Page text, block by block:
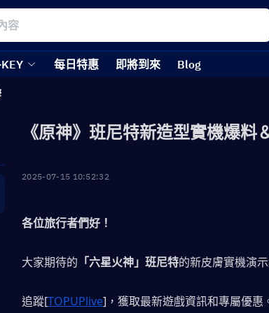
每日特惠 即將到來 Blog
《原神》班尼特新造型實機爆料
2025-07-15 10:52:32
各位旅行者們好！
大家期待的 「六星火神」班尼特的新皮膚實機演
追蹤[TOPUPlive]，獲取最新遊戲資訊和專屬優惠